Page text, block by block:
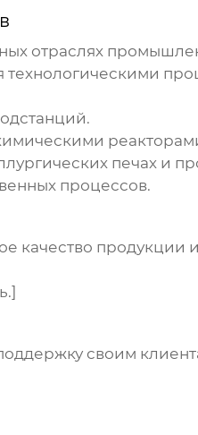
отраслях
печах и
процессов.
качество продукции
своим